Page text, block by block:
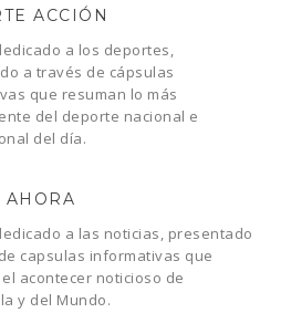
ACCIÓN
a los deportes,
a través de cápsulas
que resuman lo más
del deporte nacional e
del día.
AHORA
a las noticias, presentado
capsulas informativas que
acontecer noticioso de
y del Mundo.